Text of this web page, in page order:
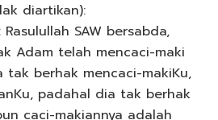
diartikan):
SAW bersabda,
Adam telah mencaci-maki
tak berhak mencaci-makiKu,
padahal dia tak berhak
caci-makiannya adalah